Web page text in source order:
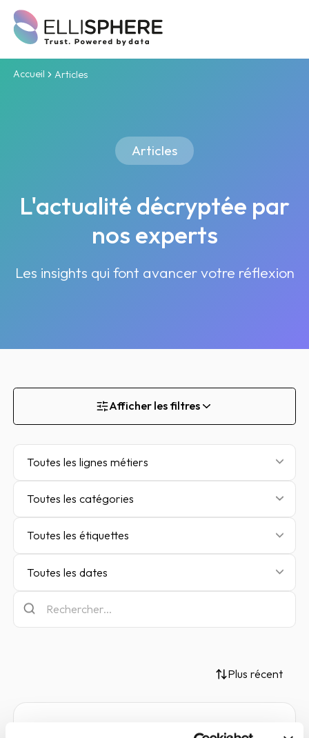
Accueil Articles
Articles
L'actualité décryptée par
nos experts
Les insights qui font avancer votre réflexion
Afficher les filtres
Toutes les lignes métiers
Toutes les catégories
Toutes les étiquettes
Toutes les dates
Plus récent